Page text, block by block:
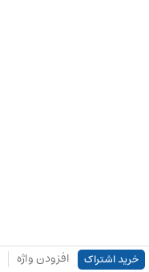
خرید اشتراک افزودن واژه